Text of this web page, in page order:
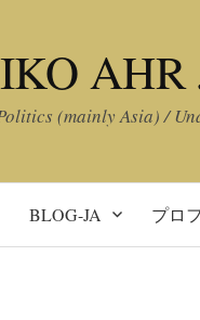
AHR
(mainly Asia) /
BLOG-JA プロ